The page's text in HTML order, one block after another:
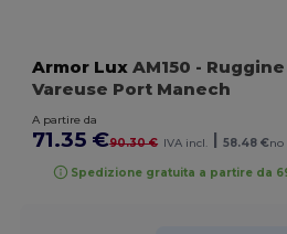
Armor Lux AM150 - Ruggine
Vareuse Port Manech
A partire da
71.35 €90.30 € IVA incl. | 58.48 €no
Spedizione gratuita a partire da